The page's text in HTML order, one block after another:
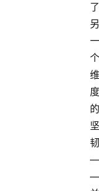
了
另
一
个
维
度
的
坚
韧
—
—